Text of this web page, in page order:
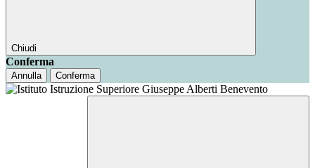
Chiudi
Conferma
Annulla Conferma